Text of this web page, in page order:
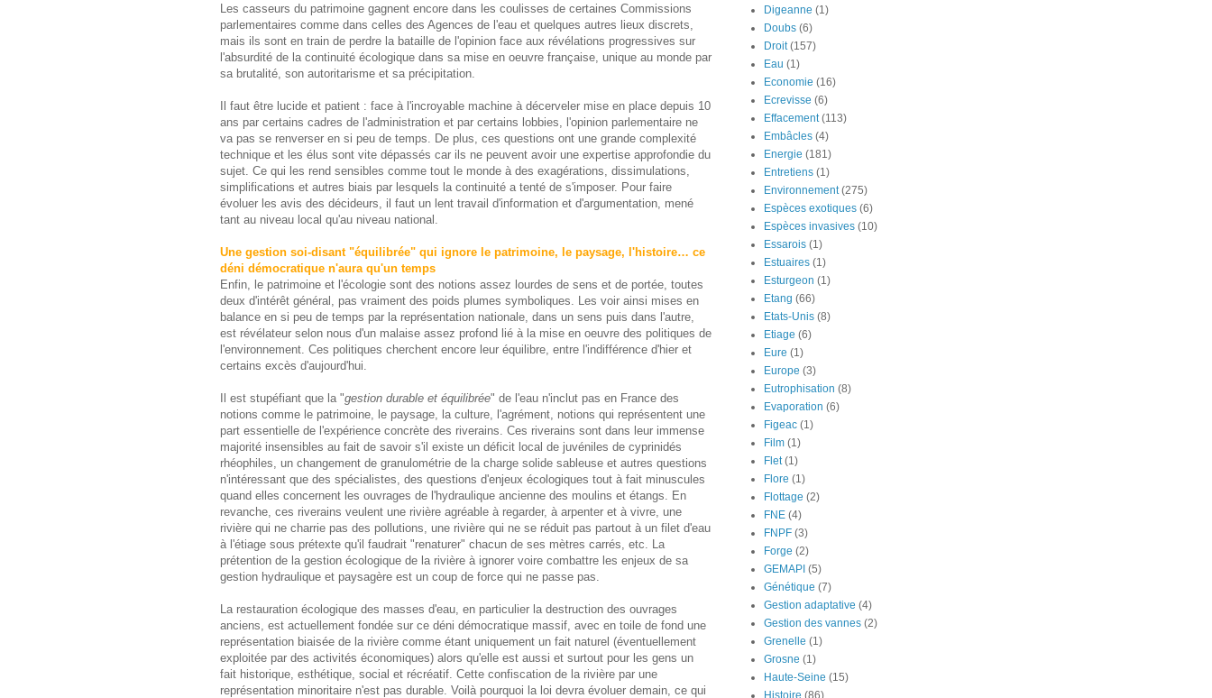
Les casseurs du patrimoine gagnent encore dans les coulisses de certaines Commissions
parlementaires comme dans celles des Agences de l'eau et quelques autres lieux discrets,
mais ils sont en train de perdre la bataille de l'opinion face aux révélations progressives sur
l'absurdité de la continuité écologique dans sa mise en oeuvre française, unique au monde par
sa brutalité, son autoritarisme et sa précipitation.
Il faut être lucide et patient : face à l'incroyable machine à décerveler mise en place depuis 10
ans par certains cadres de l'administration et par certains lobbies, l'opinion parlementaire ne
va pas se renverser en si peu de temps. De plus, ces questions ont une grande complexité
technique et les élus sont vite dépassés car ils ne peuvent avoir une expertise approfondie du
sujet. Ce qui les rend sensibles comme tout le monde à des exagérations, dissimulations,
simplifications et autres biais par lesquels la continuité a tenté de s'imposer. Pour faire
évoluer les avis des décideurs, il faut un lent travail d'information et d'argumentation, mené
tant au niveau local qu'au niveau national.
Une gestion soi-disant "équilibrée" qui ignore le patrimoine, le paysage, l'histoire… ce
déni démocratique n'aura qu'un temps
Enfin, le patrimoine et l'écologie sont des notions assez lourdes de sens et de portée, toutes
deux d'intérêt général, pas vraiment des poids plumes symboliques. Les voir ainsi mises en
balance en si peu de temps par la représentation nationale, dans un sens puis dans l'autre,
est révélateur selon nous d'un malaise assez profond lié à la mise en oeuvre des politiques de
l'environnement. Ces politiques cherchent encore leur équilibre, entre l'indifférence d'hier et
certains excès d'aujourd'hui.
Il est stupéfiant que la "gestion durable et équilibrée" de l'eau n'inclut pas en France des
notions comme le patrimoine, le paysage, la culture, l'agrément, notions qui représentent une
part essentielle de l'expérience concrète des riverains. Ces riverains sont dans leur immense
majorité insensibles au fait de savoir s'il existe un déficit local de juvéniles de cyprinidés
rhéophiles, un changement de granulométrie de la charge solide sableuse et autres questions
n'intéressant que des spécialistes, des questions d'enjeux écologiques tout à fait minuscules
quand elles concernent les ouvrages de l'hydraulique ancienne des moulins et étangs. En
revanche, ces riverains veulent une rivière agréable à regarder, à arpenter et à vivre, une
rivière qui ne charrie pas des pollutions, une rivière qui ne se réduit pas partout à un filet d'eau
à l'étiage sous prétexte qu'il faudrait "renaturer" chacun de ses mètres carrés, etc. La
prétention de la gestion écologique de la rivière à ignorer voire combattre les enjeux de sa
gestion hydraulique et paysagère est un coup de force qui ne passe pas.
La restauration écologique des masses d'eau, en particulier la destruction des ouvrages
anciens, est actuellement fondée sur ce déni démocratique massif, avec en toile de fond une
représentation biaisée de la rivière comme étant uniquement un fait naturel (éventuellement
exploitée par des activités économiques) alors qu'elle est aussi et surtout pour les gens un
fait historique, esthétique, social et récréatif. Cette confiscation de la rivière par une
représentation minoritaire n'est pas durable. Voilà pourquoi la loi devra évoluer demain, ce qui
Digeanne (1)
Doubs (6)
Droit (157)
Eau (1)
Economie (16)
Ecrevisse (6)
Effacement (113)
Embâcles (4)
Energie (181)
Entretiens (1)
Environnement (275)
Espèces exotiques (6)
Espèces invasives (10)
Essarois (1)
Estuaires (1)
Esturgeon (1)
Etang (66)
Etats-Unis (8)
Etiage (6)
Eure (1)
Europe (3)
Eutrophisation (8)
Evaporation (6)
Figeac (1)
Film (1)
Flet (1)
Flore (1)
Flottage (2)
FNE (4)
FNPF (3)
Forge (2)
GEMAPI (5)
Génétique (7)
Gestion adaptative (4)
Gestion des vannes (2)
Grenelle (1)
Grosne (1)
Haute-Seine (15)
Histoire (86)